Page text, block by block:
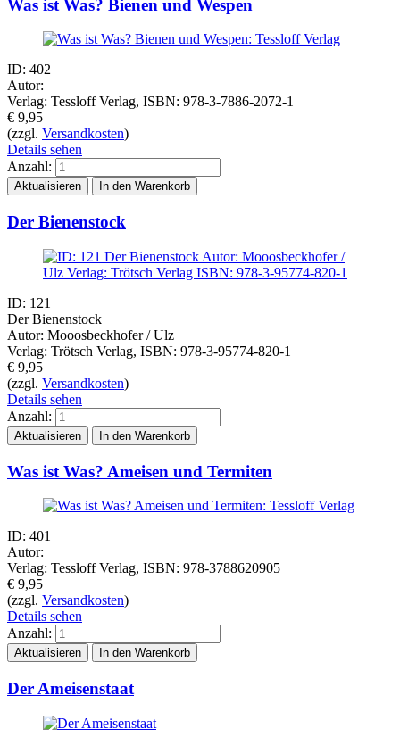
Was ist Was? Bienen und Wespen
ID: 402
Autor:
Verlag: Tessloff Verlag, ISBN: 978-3-7886-2072-1
€ 9,95
(zzgl. Versandkosten)
Details sehen
Anzahl:
Der Bienenstock
ID: 121
Der Bienenstock
Autor: Mooosbeckhofer / Ulz
Verlag: Trötsch Verlag, ISBN: 978-3-95774-820-1
€ 9,95
(zzgl. Versandkosten)
Details sehen
Anzahl:
Was ist Was? Ameisen und Termiten
ID: 401
Autor:
Verlag: Tessloff Verlag, ISBN: 978-3788620905
€ 9,95
(zzgl. Versandkosten)
Details sehen
Anzahl:
Der Ameisenstaat